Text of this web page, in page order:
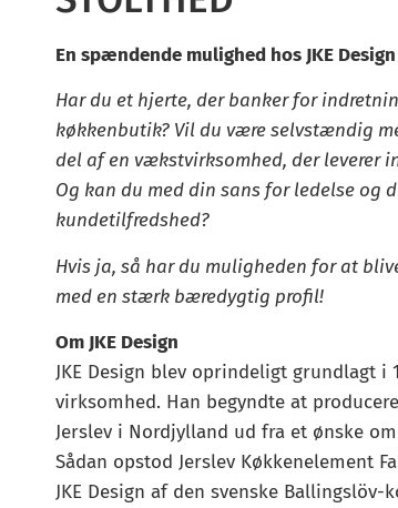
En spændende mulighed hos JKE Design
Har du et hjerte, der banker for
køkkenbutik? Vil du være selvstændig
del af en vækstvirksomhed, der leverer
Og kan du med din sans for ledelse og
kundetilfredshed?
Hvis ja, så har du muligheden for at
med en stærk bæredygtig profil!
Om JKE Design
JKE Design blev oprindeligt grundlagt
virksomhed. Han begyndte at
Jerslev i Nordjylland ud fra et ønske
Sådan opstod Jerslev Køkkenelement
JKE Design af den svenske